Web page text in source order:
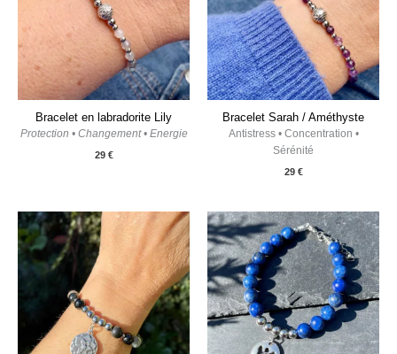
Bracelet en labradorite Lily
Protection • Changement • Energie
29 €
Bracelet Sarah / Améthyste
Antistress • Concentration •
Sérénité
29 €